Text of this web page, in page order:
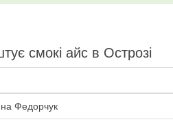
смокі айс в Острозі
Федорчук